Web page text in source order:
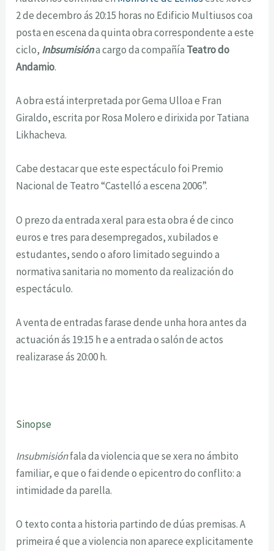
2 de decembro ás 20:15 horas no Edificio Multiusos coa
posta en escena da quinta obra correspondente a este
ciclo, Inbsumisióna cargo da compañía Teatro do
Andamio.
A obra está interpretada por Gema Ulloa e Fran
Giraldo, escrita por Rosa Molero e dirixida por Tatiana
Likhacheva.
Cabe destacar que este espectáculo foi Premio
Nacional de Teatro “Castelló a escena 2006”.
O prezo da entrada xeral para esta obra é de cinco
euros e tres para desempregados, xubilados e
estudantes, sendo o aforo limitado seguindo a
normativa sanitaria no momento da realización do
espectáculo.
A venta de entradas farase dende unha hora antes da
actuación ás 19:15 h e a entrada o salón de actos
realizarase ás 20:00 h.
Sinopse
Insubmisiónfala da violencia que se xera no ámbito
familiar, e que o fai dende o epicentro do conflito: a
intimidade da parella.
O texto conta a historia partindo de dúas premisas. A
primeira é que a violencia non aparece explicitamente